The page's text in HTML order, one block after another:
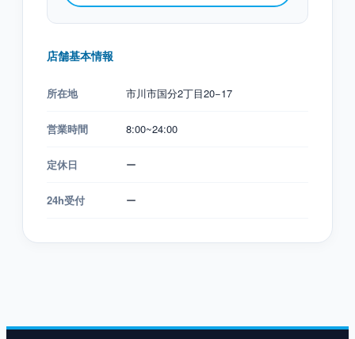
店舗基本情報
所在地 市川市国分2丁目20−17
営業時間 8:00~24:00
定休日 ー
24h受付 ー